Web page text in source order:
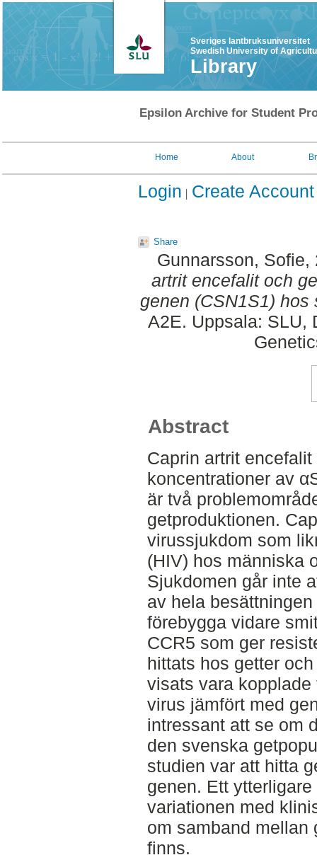
Sveriges lantbruksuniversitet
Swedish University of
Library
Epsilon Archive for Student
Home About
Login Create Account
Share
Gunnarsson, Sofie,
artrit encefalit och
genen (CSN1S1) hos
A2E. Uppsala: SLU,
Abstract
Caprin artrit
koncentrationer av
är två
getproduktionen.
virussjukdom som
(HIV) hos människa
Sjukdomen går inte
av hela
förebygga vidare
CCR5 som ger
hittats hos getter
visats vara
virus jämfört med
intressant att se om
den svenska
studien var att hitta
genen. Ett
variationen med
om samband mellan
finns.